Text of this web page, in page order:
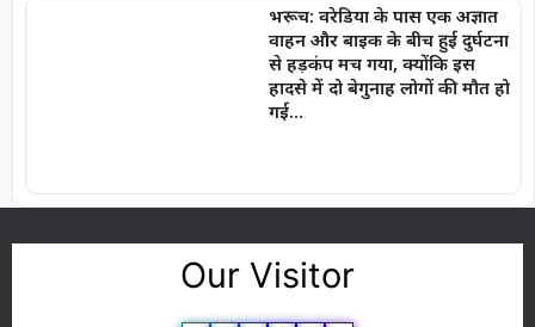
भरूच: वरेडिया के पास एक अज्ञात
वाहन और बाइक के बीच हुई दुर्घटना
से हड़कंप मच गया, क्योंकि इस
हादसे में दो बेगुनाह लोगों की मौत हो
गई…
Our Visitor